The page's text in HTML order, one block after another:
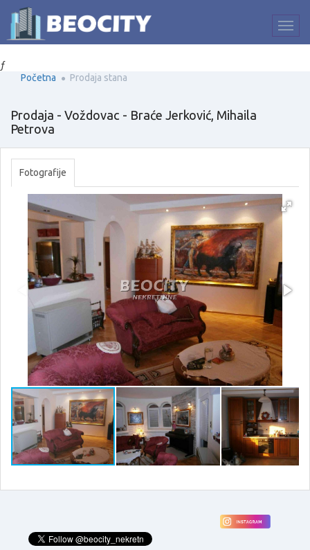
ƒ
Početna Prodaja stana
Prodaja - Voždovac - Braće Jerković, Mihaila
Petrova
Fotografije